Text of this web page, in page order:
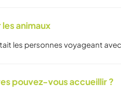
animaux
les personnes voyageant
pouvez-vous accueillir ?